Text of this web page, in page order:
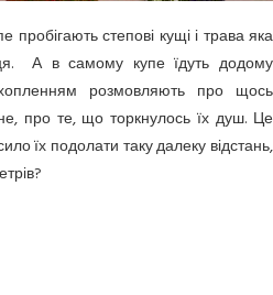
пробігають степові кущі і трава яка
А в самому купе їдуть додому
розмовляють про щось
про те, що торкнулось їх душ. Це
їх подолати таку далеку відстань,